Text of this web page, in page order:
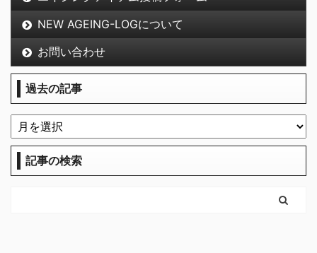
NEW AGEING-LOGについて
お問い合わせ
過去の記事
記事の検索